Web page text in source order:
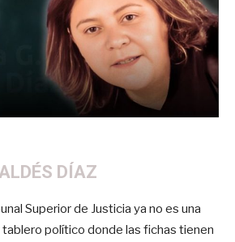
DÍAZ
Superior de Justicia ya no es una
político donde las fichas tienen